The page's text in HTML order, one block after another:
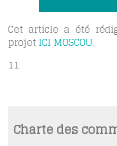
Cet article a été
projetICI MOSCOU.
11
Charte des